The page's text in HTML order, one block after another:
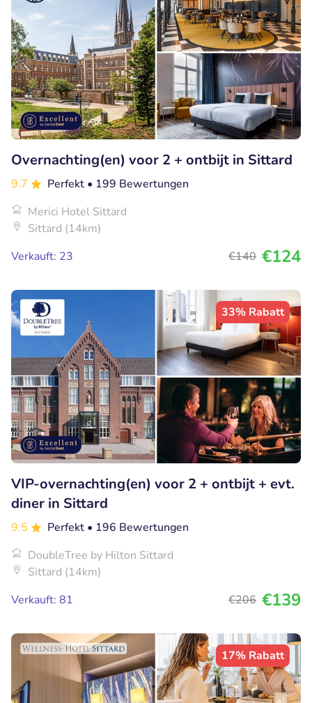
Overnachting(en) voor 2 + ontbijt in Sittard
9.7 Perfekt • 199 Bewertungen
Merici Hotel Sittard
Sittard (14km)
Verkauft: 23
€140 €124
33% Rabatt
VIP-overnachting(en) voor 2 + ontbijt + evt.
diner in Sittard
9.5 Perfekt • 196 Bewertungen
DoubleTree by Hilton Sittard
Sittard (14km)
Verkauft: 81
€206 €139
17% Rabatt